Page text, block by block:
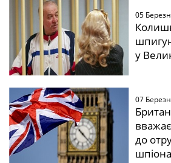
05
у
07
до